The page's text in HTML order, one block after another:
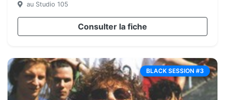
au Studio 105
Consulter la fiche
BLACK SESSION #3